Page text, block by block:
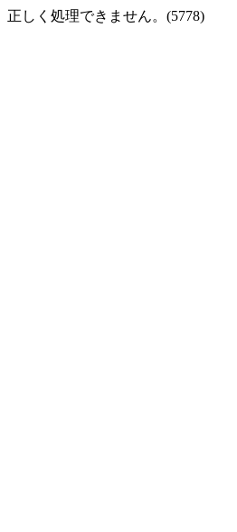
正しく処理できません。(5778)